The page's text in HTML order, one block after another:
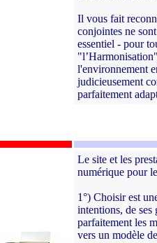
Il vous fait
conjointes ne
essentiel - pour
l'environnement
judicieusement
parfaitement
Le site et les
numérique pour
1°) Choisir est
intentions, de ses
parfaitement les
vers un modèle